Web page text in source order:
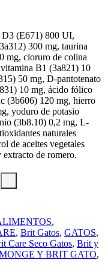
(E671) 800 UI,
300 mg, taurina
mg, cloruro de colina
B1 (3a821) 10
50 mg, D-pantotenato
10 mg, ácido fólico
(3b606) 120 mg, hierro
yoduro de potasio
(3b8.10) 0,2 mg, L-
naturales
de aceites vegetales
de romero.
,
, Brit Gatos, GATOS,
Care Seco Gatos, Brit y
Y BRIT GATO,